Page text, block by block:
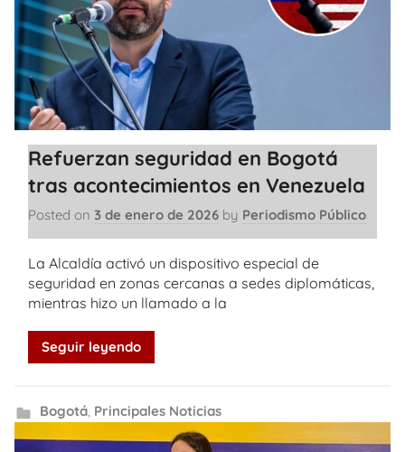
Refuerzan seguridad en Bogotá
tras acontecimientos en Venezuela
Posted on 3 de enero de 2026 by Periodismo Público
La Alcaldía activó un dispositivo especial de
seguridad en zonas cercanas a sedes diplomáticas,
mientras hizo un llamado a la
Seguir leyendo
Bogotá, Principales Noticias